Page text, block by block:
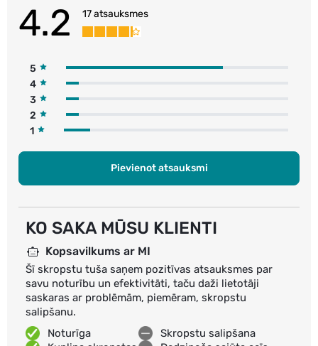
4.2 17 atsauksmes
5
4
3
2
1
Pievienot atsauksmi
KO SAKA MŪSU KLIENTI
Kopsavilkums ar MI
Šī skropstu tuša saņem pozitīvas atsauksmes par
savu noturību un efektivitāti, taču daži lietotāji
saskaras ar problēmām, piemēram, skropstu
salipšanu.
Noturīga
Skropstu salipšana